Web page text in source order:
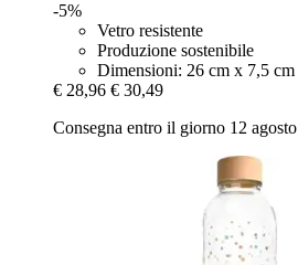
-5%
Vetro resistente
Produzione sostenibile
Dimensioni: 26 cm x 7,5 cm
€ 28,96 € 30,49
Consegna entro il giorno 12 agosto